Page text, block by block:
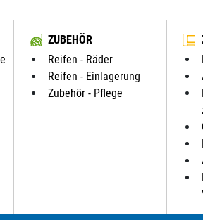
ZUBEHÖR
Reifen - Räder
Reifen - Einlagerung
Zubehör - Pflege